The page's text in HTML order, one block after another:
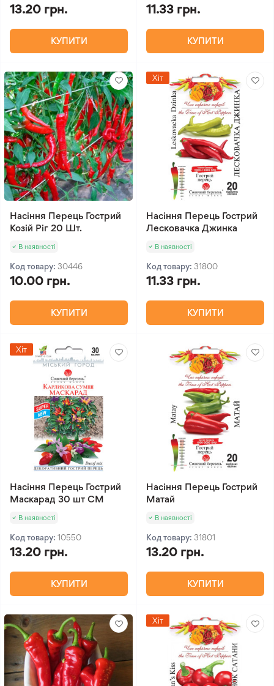
13.20 грн.
КУПИТИ
11.33 грн.
КУПИТИ
Насіння Перець Гострий
Козій Ріг 20 Шт.
В наявності
Код товару: 30446
10.00 грн.
КУПИТИ
Хіт
Насіння Перець Гострий
Лесковачка Джинка
В наявності
Код товару: 31800
11.33 грн.
КУПИТИ
Хіт
Насіння Перець Гострий
Маскарад 30 шт СМ
В наявності
Код товару: 10550
13.20 грн.
КУПИТИ
Насіння Перець Гострий
Матай
В наявності
Код товару: 31801
13.20 грн.
КУПИТИ
Хіт